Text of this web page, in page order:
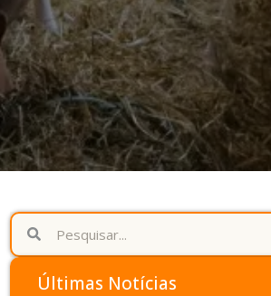
Últimas Notícias